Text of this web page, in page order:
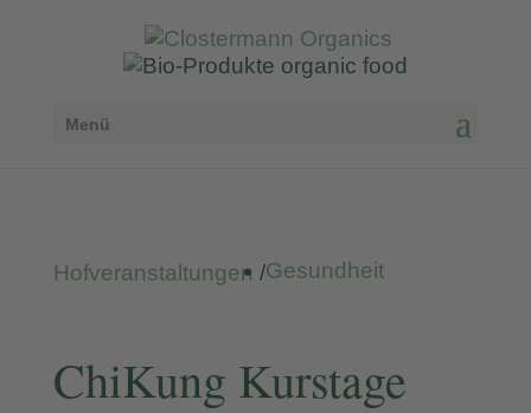
Menü
Hofveranstaltungen /Gesundheit
ChiKung Kurstage